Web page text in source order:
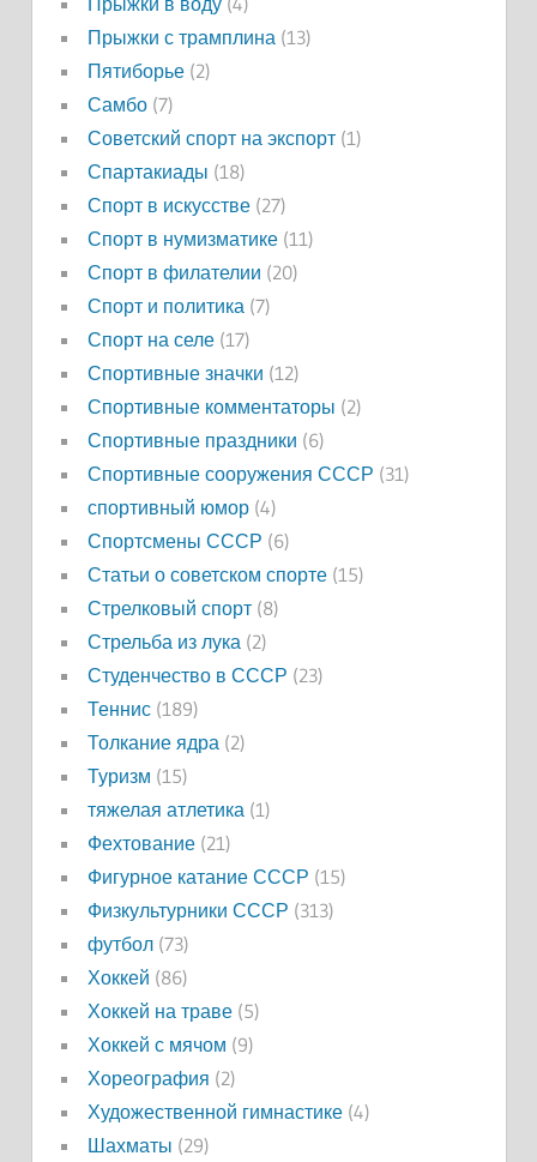
Прыжки с трамплина (13)
Пятиборье(2)
Самбо(7)
Советский спорт на экспорт(1)
Спартакиады (18)
Спорт в искусстве(27)
Спорт в нумизматике(11)
Спорт в филателии (20)
Спорт и политика (7)
Спорт на селе(17)
Спортивные значки (12)
Спортивные комментаторы (2)
Спортивные праздники (6)
Спортивные сооружения СССР (31)
спортивный юмор(4)
Спортсмены СССР (6)
Статьи о советском спорте(15)
Стрелковый спорт(8)
Стрельба из лука (2)
Студенчество в СССР (23)
Теннис(189)
Толкание ядра (2)
Туризм (15)
тяжелая атлетика (1)
Фехтование(21)
Фигурное катание СССР (15)
Физкультурники СССР (313)
футбол(73)
Хоккей (86)
Хоккей на траве(5)
Хоккей с мячом (9)
Хореография (2)
Художественной гимнастике(4)
Шахматы (29)